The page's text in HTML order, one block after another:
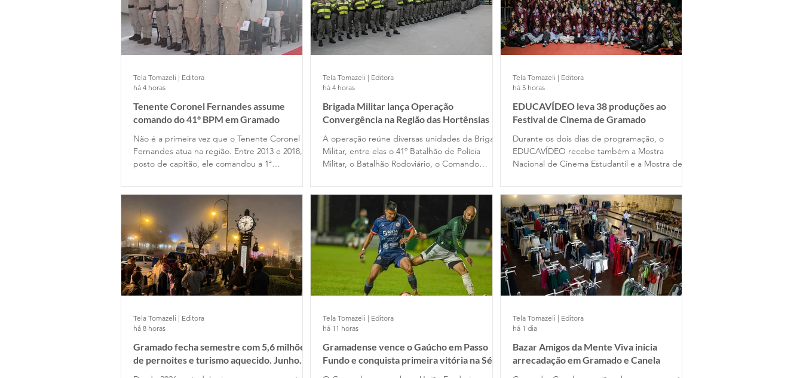
Tenente Coronel Fernandes assume
comando do 41º BPM em Gramado
Não é a primeira vez que o Tenente Coronel
Fernandes atua na região. Entre 2013 e 2018, no
posto de capitão, ele comandou a 1ª
Estado Maior da Unidade. Retornou em 2020,
permanecendo até 2022, quando ocupou o
posto de major na função de subcomandante
do Batalhão.
Tela Tomazeli | Editora
há 4 horas
Brigada Militar lança Operação
Convergência na Região das Hortênsias
A operação reúne diversas unidades da Brigada
Militar, entre elas o 41º Batalhão de Polícia
Militar, o Batalhão Rodoviário, o Comando
Departamento de Ensino. Participam das ações
dois alunos-oficiais do Curso Superior de Polícia
Militar e 120 alunos-soldados do Curso Básico
de Formação Policial Militar, das escolas de
Porto Alegre e Montenegro.
Tela Tomazeli | Editora
há 4 horas
EDUCAVÍDEO leva 38 produções ao
Festival de Cinema de Gramado
Durante os dois dias de programação, o
EDUCAVÍDEO recebe também a Mostra
Nacional de Cinema Estudantil e a Mostra de
diferentes estados do país ao lado dos
trabalhos dos alunos gramadenses.
Tela Tomazeli | Editora
há 5 horas
Gramado fecha semestre com 5,6 milhões
de pernoites e turismo aquecido. Junho
desponta!
Tela Tomazeli | Editora
há 8 horas
Gramadense vence o Gaúcho em Passo
Fundo e conquista primeira vitória na Série
Tela Tomazeli | Editora
há 11 horas
Bazar Amigos da Mente Viva inicia
arrecadação em Gramado e Canela
Tela Tomazeli | Editora
há 1 dia